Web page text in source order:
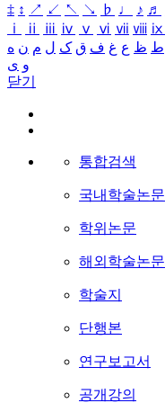
‡ ↕ ↗ ↙ ↖ ↘ ♭ ♩ ♪ ♬
ⅰ
ⅱ ⅲ ⅳ ⅴ ⅵ ⅶ ⅷ ⅸ
ط ظ ع غ ف ق ک ل م ن ه
و ی
닫기
통합검색
국내학술논문
학위논문
해외학술논문
학술지
단행본
연구보고서
공개강의